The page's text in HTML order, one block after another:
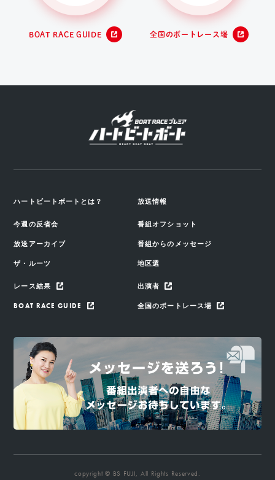
BOAT RACE GUIDE 全国のボートレース場
ハートビートボートとは？ 放送情報
今週の反省会 番組オフショット
放送アーカイブ 番組からのメッセージ
ザ・ルーツ 地区選
レース結果 出演者
BOAT RACE GUIDE 全国のボートレース場
copyright © BS FUJI, All Rights Reserved.